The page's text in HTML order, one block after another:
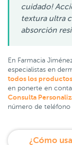
cuidado!
textura ultra
absorción
En Farmacia
especialistas en
todos los
en ponerte en
Consulta
número de teléfono